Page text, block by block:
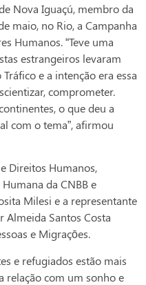
Nova Iguaçú, membro da
maio, no Rio, a Campanha
Humanos. “Teve uma
estrangeiros levaram
e a intenção era essa
comprometer.
o que deu a
com o tema”, afirmou
Direitos Humanos,
da CNBB e
Milesi e a representante
Almeida Santos Costa
e Migraçōes.
e refugiados estão mais
relação com um sonho e